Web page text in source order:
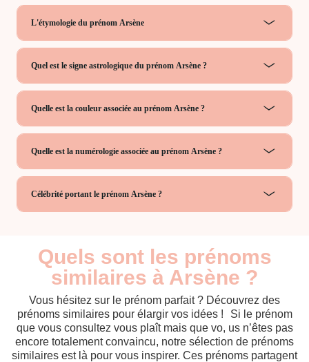
L'étymologie du prénom Arsène
Quel est le signe astrologique du prénom Arsène ?
Quelle est la couleur associée au prénom Arsène ?
Quelle est la numérologie associée au prénom Arsène ?
Célébrité portant le prénom Arsène ?
Quels sont les prénoms
similaires à Arsène ?
Vous hésitez sur le prénom parfait ? Découvrez des
prénoms similaires pour élargir vos idées ! Si le prénom
que vous consultez vous plaît mais que vo, us n’êtes pas
encore totalement convaincu, notre sélection de prénoms
similaires est là pour vous inspirer. Ces prénoms partagent